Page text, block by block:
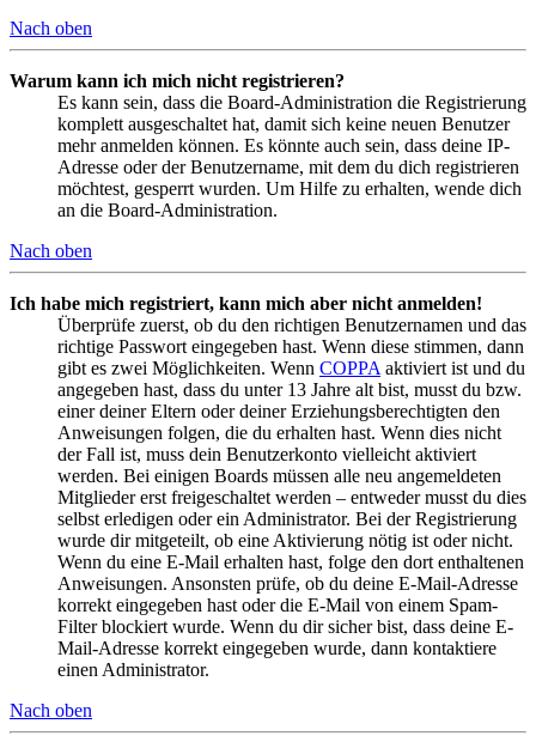
Nach oben
Warum kann ich mich nicht registrieren?
Es kann sein, dass die Board-Administration die Registrierung
komplett ausgeschaltet hat, damit sich keine neuen Benutzer
mehr anmelden können. Es könnte auch sein, dass deine IP-
Adresse oder der Benutzername, mit dem du dich registrieren
möchtest, gesperrt wurden. Um Hilfe zu erhalten, wende dich
an die Board-Administration.
Nach oben
Ich habe mich registriert, kann mich aber nicht anmelden!
Überprüfe zuerst, ob du den richtigen Benutzernamen und das
richtige Passwort eingegeben hast. Wenn diese stimmen, dann
gibt es zwei Möglichkeiten. Wenn COPPA aktiviert ist und du
angegeben hast, dass du unter 13 Jahre alt bist, musst du bzw.
einer deiner Eltern oder deiner Erziehungsberechtigten den
Anweisungen folgen, die du erhalten hast. Wenn dies nicht
der Fall ist, muss dein Benutzerkonto vielleicht aktiviert
werden. Bei einigen Boards müssen alle neu angemeldeten
Mitglieder erst freigeschaltet werden – entweder musst du dies
selbst erledigen oder ein Administrator. Bei der Registrierung
wurde dir mitgeteilt, ob eine Aktivierung nötig ist oder nicht.
Wenn du eine E-Mail erhalten hast, folge den dort enthaltenen
Anweisungen. Ansonsten prüfe, ob du deine E-Mail-Adresse
korrekt eingegeben hast oder die E-Mail von einem Spam-
Filter blockiert wurde. Wenn du dir sicher bist, dass deine E-
Mail-Adresse korrekt eingegeben wurde, dann kontaktiere
einen Administrator.
Nach oben